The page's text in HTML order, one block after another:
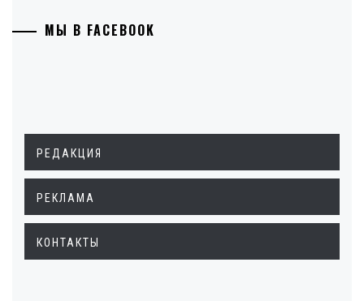
МЫ В FACEBOOK
РЕДАКЦИЯ
РЕКЛАМА
КОНТАКТЫ